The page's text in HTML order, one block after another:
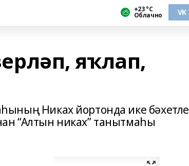
+23 °С
Облачно VK
яҡлап,
Никах йортонда ике бәхетле
“Алтын никах” танытмаһы